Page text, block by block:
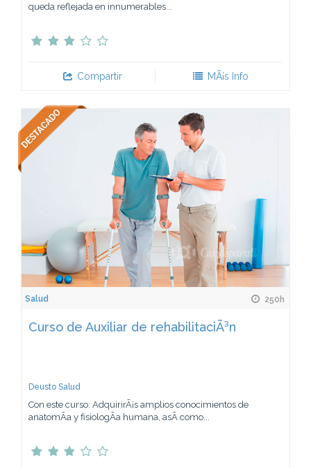
queda reflejada en innumerables...
Compartir MÃ¡s Info
Salud 250h
Curso de Auxiliar de rehabilitaciÃ³n
Deusto Salud
Con este curso: AdquirirÃ¡s amplios conocimientos de
anatomÃ­a y fisiologÃ­a humana, asÃ­ como...